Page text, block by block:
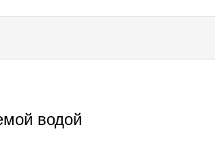
водой